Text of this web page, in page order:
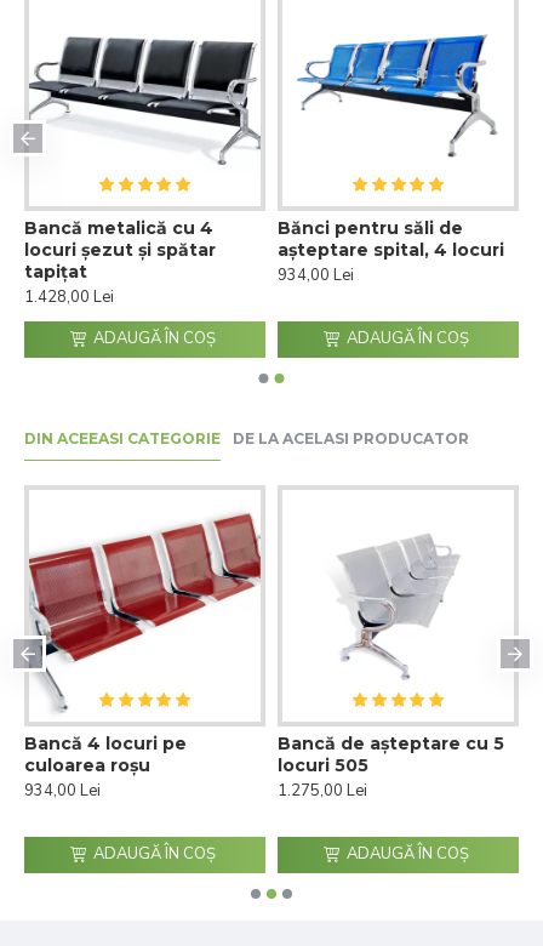
Bancă metalică cu 4
locuri șezut și spătar
tapițat
1.428,00 Lei
ADAUGĂ ÎN COŞ
Bănci pentru săli de
așteptare spital, 4 locuri
934,00 Lei
ADAUGĂ ÎN COŞ
DIN ACEEASI CATEGORIE DE LA ACELASI PRODUCATOR
Bancă 4 locuri pe
culoarea roșu
934,00 Lei
ADAUGĂ ÎN COŞ
Bancă de așteptare cu 5
locuri 505
1.275,00 Lei
ADAUGĂ ÎN COŞ